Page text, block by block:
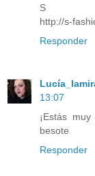
S
http://s-
Responder
13:07
¡Estás
besote
Responder